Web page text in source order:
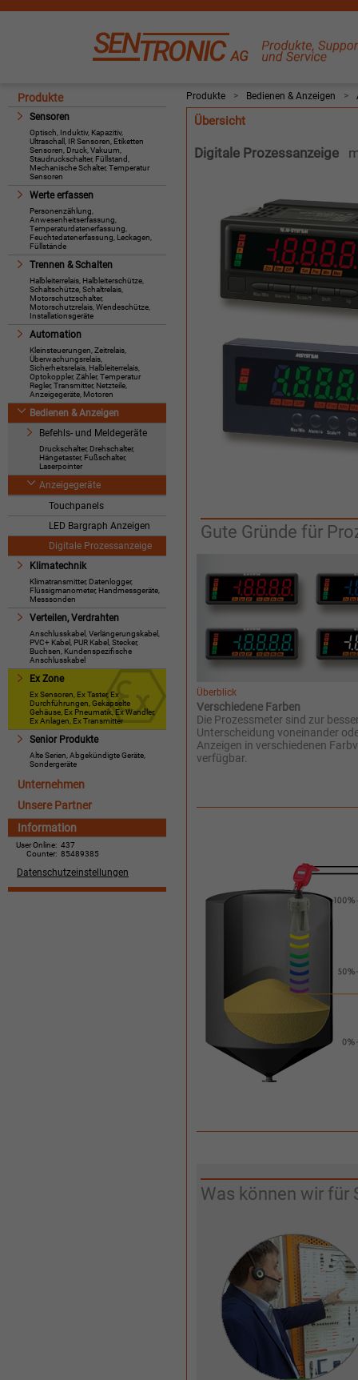
Produkte
Sensoren
Optisch, Induktiv, Kapazitiv,
Ultraschall, IR Sensoren, Etiketten
Sensoren, Druck, Vakuum,
Staudruckschalter, Füllstand,
Mechanische Schalter, Temperatur
Sensoren
Werte erfassen
Personenzählung,
Anwesenheitserfassung,
Temperaturdatenerfassung,
Feuchtedatenerfassung, Leckagen,
Füllstände
Trennen & Schalten
Halbleiterrelais, Halbleiterschütze,
Schaltschütze, Schaltrelais,
Motorschutzschalter,
Motorschutzrelais, Wendeschütze,
Installationsgeräte
Automation
Kleinsteuerungen, Zeitrelais,
Überwachungsrelais,
Sicherheitsrelais, Halbleiterrelais,
Optokoppler, Zähler, Temperatur
Regler, Transmitter, Netzteile,
Anzeigegeräte, Motoren
Bedienen & Anzeigen
Befehls- und Meldegeräte
Druckschalter, Drehschalter,
Hängetaster, Fußschalter,
Laserpointer
Anzeigegeräte
Touchpanels
LED Bargraph Anzeigen
Digitale Prozessanzeige
Klimatechnik
Klimatransmitter, Datenlogger,
Flüssigmanometer, Handmessgeräte,
Messsonden
Verteilen, Verdrahten
Anschlusskabel, Verlängerungskabel,
PVC+ Kabel, PUR Kabel, Stecker,
Buchsen, Kundenspezifische
Anschlusskabel
Ex Zone
Ex Sensoren, Ex Taster, Ex
Durchführungen, Gekapselte
Gehäuse, Ex Pneumatik, Ex Wandler,
Ex Anlagen, Ex Transmitter
Senior Produkte
Alte Serien, Abgekündigte Geräte,
Sondergeräte
Unternehmen
Unsere Partner
Information
User Online: 437
Counter: 85489385
Datenschutzeinstellungen
Produkte > Bedienen & Anzeigen >
Übersicht
Digitale Prozessanzeige
Gute Gründe für
Überblick
Verschiedene Farben
Die Prozessmeter sind zur
Unterscheidung voneinander
Anzeigen in verschiedenen
verfügbar.
Was können wir für